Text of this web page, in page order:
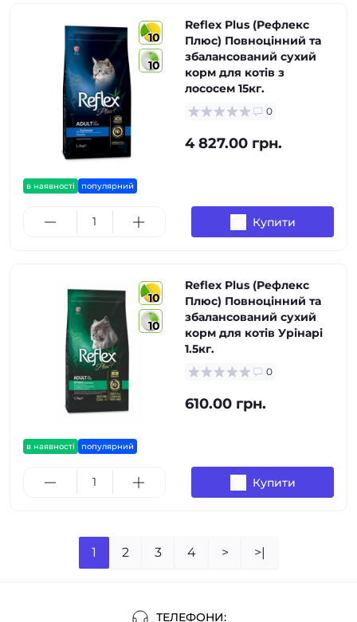
10
10
в наявності популярний
Reflex Plus (Рефлекс
Плюс) Повноцінний та
збалансований сухий
корм для котів з
лососем 15кг.
0
4 827.00 грн.
Купити
10
10
в наявності популярний
Reflex Plus (Рефлекс
Плюс) Повноцінний та
збалансований сухий
корм для котів Урінарі
1.5кг.
0
610.00 грн.
Купити
1 2 3 4 > >|
ТЕЛЕФОНИ: